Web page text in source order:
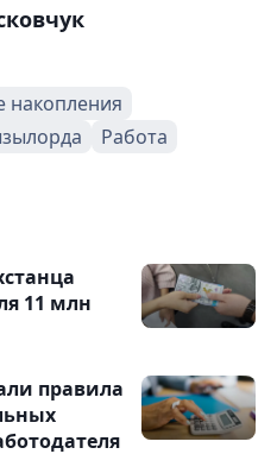
накопления
Работа
11 млн
правила